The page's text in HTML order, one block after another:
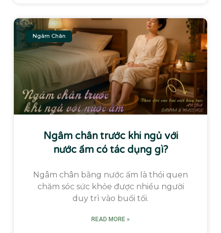
Ngâm Chân
Ngâm chân trước khi ngủ với
nước ấm có tác dụng gì?
Ngâm chân bằng nước ấm là thói quen
chăm sóc sức khỏe được nhiều người
duy trì vào buổi tối.
READ MORE »